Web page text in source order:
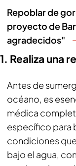
Repoblar de
proyecto de
agradecidos"
1. Realiza una
Antes de
océano, es
médica
específico para
condiciones
bajo el agua,